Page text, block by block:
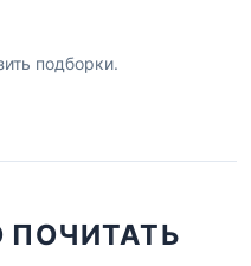
подборки.